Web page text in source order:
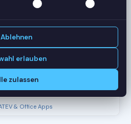
45%
& Office Apps
Ablehnen
erlauben
zulassen